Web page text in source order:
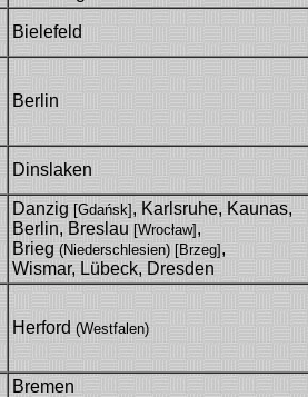
Bielefeld
Berlin
Dinslaken
Danzig [Gdańsk], Karlsruhe, Kaunas,
Berlin, Breslau [Wrocław] ,
Brieg (Niederschlesien) [Brzeg] ,
Wismar, Lübeck, Dresden
Herford (Westfalen)
Bremen